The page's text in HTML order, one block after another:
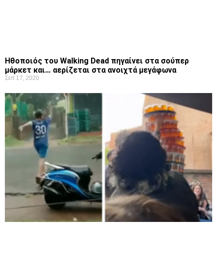
Ηθοποιός του Walking Dead πηγαίνει στα σούπερ
μάρκετ και… αερίζεται στα ανοιχτά μεγάφωνα
Σεπ 17, 2020